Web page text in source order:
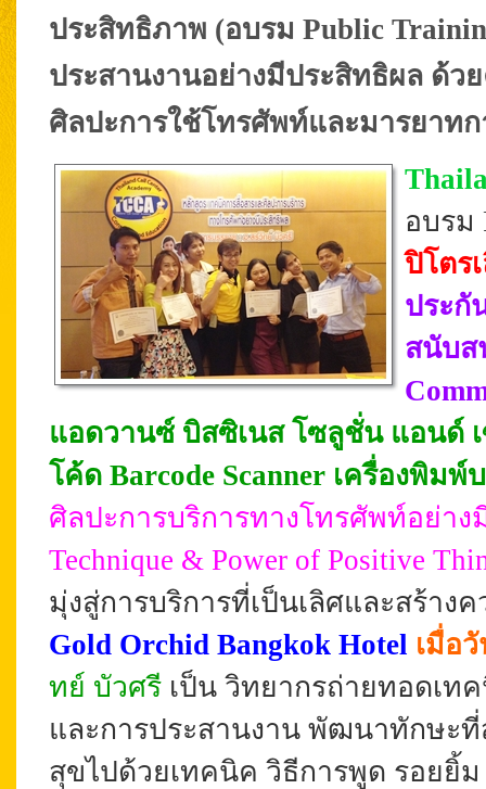
ประสิทธิภาพ (อบรม Public
ประสานงานอย่างมีประสิทธิผล ด้ว
ศิลปะการใช้โทรศัพท์และมารยาท
อบรม
ปิโตร
ประกั
สนับส
แอดวานซ์ บิสซิเนส โซลูชั่น แอนด์
โค้ด Barcode Scanner เครื่องพิมพ์
ศิลปะการบริการทางโทรศัพท์อย่าง
Technique & Power of Positive
มุ่งสู่การบริการที่เป็นเลิศและสร้า
Gold Orchid Bangkok Hotel เมื่อ
ทย์ บัวศรี เป็น วิทยากรถ่ายทอดเท
และการประสานงาน พัฒนาทักษะ
สุขไปด้วยเทคนิค วิธีการพูด รอย